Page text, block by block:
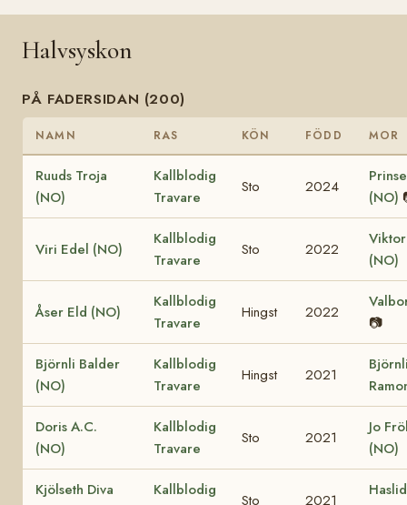
Halvsyskon
PÅ FADERSIDAN (200)
NAMN RAS KÖN FÖDD MOR
Ruuds Troja
(NO)
Kallblodig
Travare
Sto 2024
(NO)
Viri Edel (NO)
Kallblodig
Travare
Sto 2022
(NO)
Åser Eld (NO)
Kallblodig
Travare
Hingst 2022
📷
Björnli Balder
(NO)
Kallblodig
Travare
Hingst 2021
Doris A.C.
(NO)
Kallblodig
Travare
Sto 2021
Jo
(NO)
Kjölseth Diva
Kallblodig
Sto 2021